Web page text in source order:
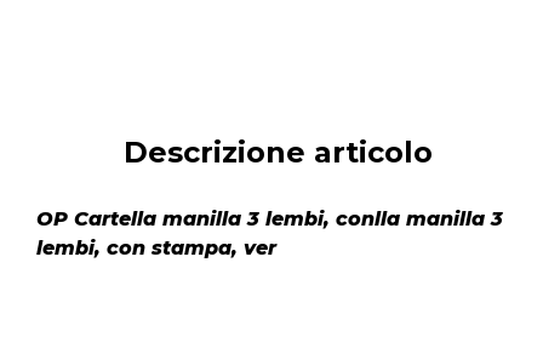
Descrizione articolo
OP Cartella manilla 3 lembi, conlla manilla 3
lembi, con stampa, ver